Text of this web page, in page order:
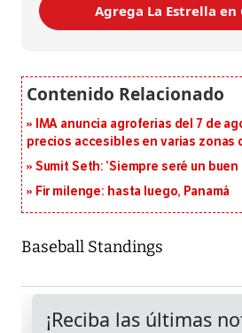
Agrega La Estrella en
IMA anuncia agroferias del 7 de
precios accesibles en varias zonas
Sumit Seth: ‘Siempre seré un buen
Fir milenge: hasta luego, Panamá
Baseball Standings